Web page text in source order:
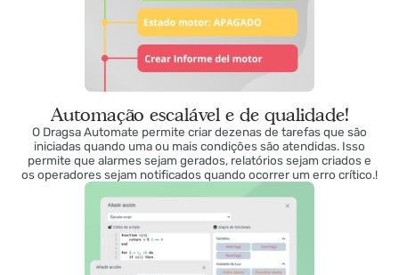
Automação escalável e de qualidade!
O Dragsa Automate permite criar dezenas de tarefas que são
iniciadas quando uma ou mais condições são atendidas. Isso
permite que alarmes sejam gerados, relatórios sejam criados e
os operadores sejam notificados quando ocorrer um erro